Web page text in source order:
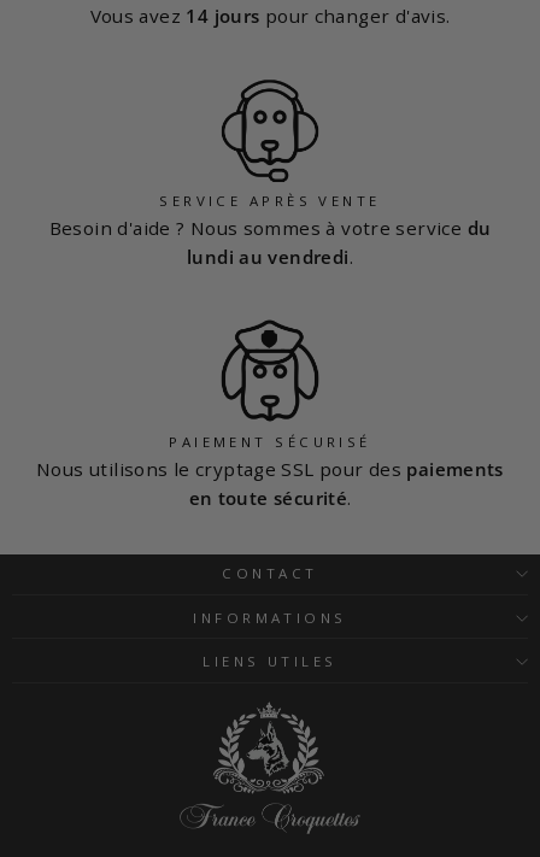
Vous avez 14 jours pour changer d'avis.
SERVICE APRÈS VENTE
Besoin d'aide ? Nous sommes à votre service du
lundi au vendredi.
PAIEMENT SÉCURISÉ
Nous utilisons le cryptage SSL pour des paiements
en toute sécurité.
CONTACT
INFORMATIONS
LIENS UTILES